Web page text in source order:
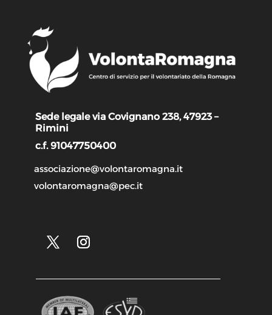
Sede legale via Covignano 238, 47923 –
Rimini
c.f. 91047750400
associazione@volontaromagna.it
volontaromagna@pec.it